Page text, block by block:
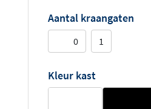
Aantal kraangaten
0 1
Kleur kast